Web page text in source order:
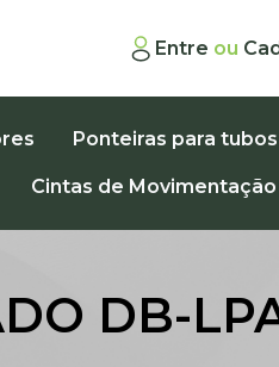
Entre ou
Ponteiras para tubos
Cintas de Movimentação
DB-